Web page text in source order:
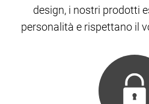
design, i nostri prodotti
personalità e rispettano il